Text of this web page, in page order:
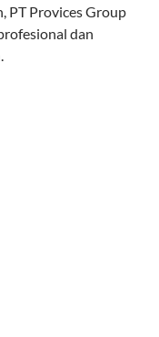
PT Provices Group
dan